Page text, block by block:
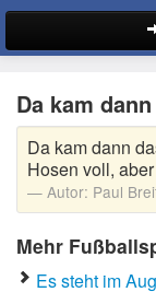
Coole
Da kam
Da kam dann
Hosen voll,
Autor: Paul
Mehr
Es steht im